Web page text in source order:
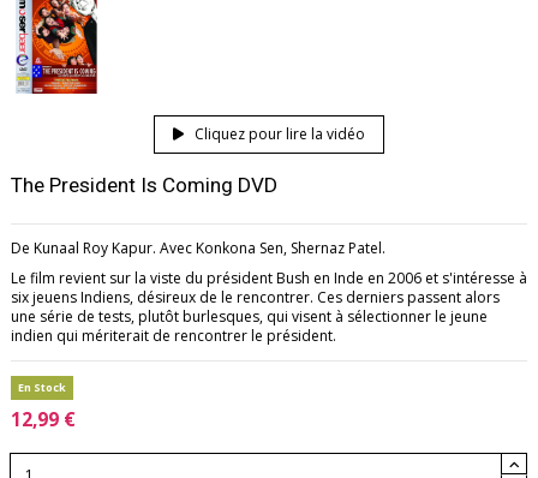
Cliquez pour lire la vidéo
The President Is Coming DVD
De Kunaal Roy Kapur. Avec Konkona Sen, Shernaz Patel.
Le film revient sur la viste du président Bush en Inde en 2006 et s'intéresse à
six jeuens Indiens, désireux de le rencontrer. Ces derniers passent alors
une série de tests, plutôt burlesques, qui visent à sélectionner le jeune
indien qui mériterait de rencontrer le président.
En Stock
12,99 €